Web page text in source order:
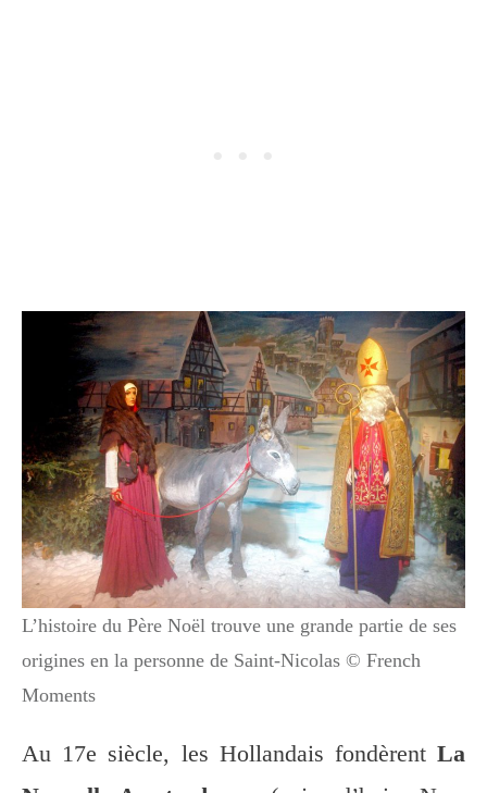
L’histoire du Père Noël trouve une grande partie de ses
origines en la personne de Saint-Nicolas © French
Moments
Au 17e siècle, les Hollandais fondèrent La